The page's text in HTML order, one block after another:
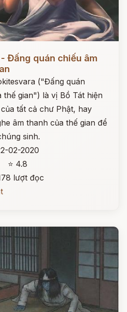
Đấng quán chiếu âm
("Đấng quán
thế gian") là vị Bồ Tát hiện
tất cả chư Phật, hay
âm thanh của thế gian để
sinh.
02-2020
⭐ 4.8
lượt đọc